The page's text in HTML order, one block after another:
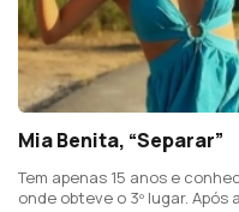
Mia Benita, “Separar”
Tem apenas 15 anos e
onde obteve o 3º lugar.